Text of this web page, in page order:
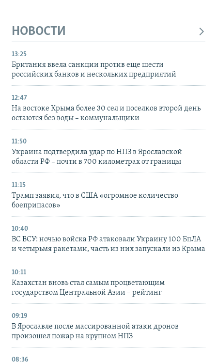
НОВОСТИ
13:25
Британия ввела санкции против еще шести
российских банков и нескольких предприятий
12:47
На востоке Крыма более 30 сел и поселков второй день
остаются без воды – коммунальщики
11:50
Украина подтвердила удар по НПЗ в Ярославской
области РФ – почти в 700 километрах от границы
11:15
Трамп заявил, что в США «огромное количество
боеприпасов»
10:40
ВС ВСУ: ночью войска РФ атаковали Украину 100 БпЛА
и четырьмя ракетами, часть из них запускали из Крыма
10:11
Казахстан вновь стал самым процветающим
государством Центральной Азии – рейтинг
09:19
В Ярославле после массированной атаки дронов
произошел пожар на крупном НПЗ
08:36